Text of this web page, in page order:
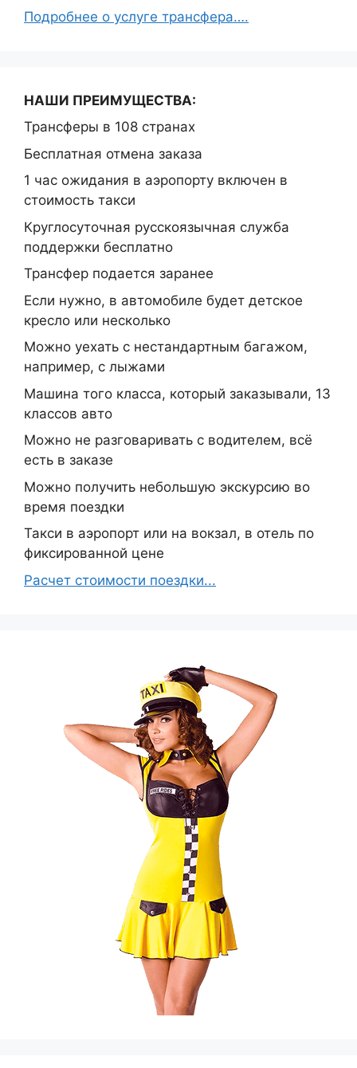
Подробнее о услуге трансфера….
НАШИ ПРЕИМУЩЕСТВА:
Трансферы в 108 странах
Бесплатная отмена заказа
1 час ожидания в аэропорту включен в
стоимость такси
Круглосуточная русскоязычная служба
поддержки бесплатно
Трансфер подается заранее
Если нужно, в автомобиле будет детское
кресло или несколько
Можно уехать с нестандартным багажом,
например, с лыжами
Машина того класса, который заказывали, 13
классов авто
Можно не разговаривать с водителем, всё
есть в заказе
Можно получить небольшую экскурсию во
время поездки
Такси в аэропорт или на вокзал, в отель по
фиксированной цене
Расчет стоимости поездки...